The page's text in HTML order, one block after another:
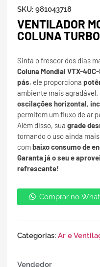
SKU: 981043718
VENTILADOR
COLUNA
Sinta o frescor dos dias
Coluna Mondial VTX-
pás, ele proporciona
ambiente mais agradável.
oscilações horizontal,
permitem um fluxo de ar
Além disso, sua grade
tornando o uso ainda
combaixo consumo de
Garanta já o seu e
refrescante!
Comprar no
Categorias: Ar e
Vendedor